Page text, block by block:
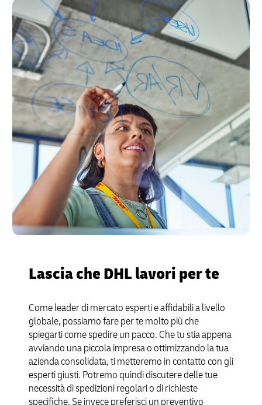
Lascia che DHL lavori per te
Come leader di mercato esperti e affidabili a livello
globale, possiamo fare per te molto più che
spiegarti come spedire un pacco. Che tu stia appena
avviando una piccola impresa o ottimizzando la tua
azienda consolidata, ti metteremo in contatto con gli
esperti giusti. Potremo quindi discutere delle tue
necessità di spedizioni regolari o di richieste
specifiche. Se invece preferisci un preventivo